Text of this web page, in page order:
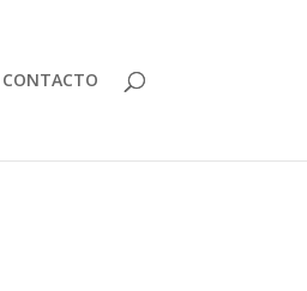
CONTACTO